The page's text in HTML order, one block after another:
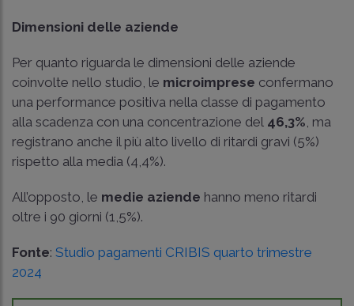
Dimensioni delle aziende
Per quanto riguarda le dimensioni delle aziende
coinvolte nello studio, le microimprese confermano
una performance positiva nella classe di pagamento
alla scadenza con una concentrazione del 46,3% , ma
registrano anche il più alto livello di ritardi gravi (5%)
rispetto alla media (4,4%).
All’opposto, le medie aziende hanno meno ritardi
oltre i 90 giorni (1,5%).
Fonte: Studio pagamenti CRIBIS quarto trimestre
2024